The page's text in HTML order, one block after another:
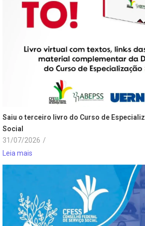
Saiu o terceiro livro do Curso de
Social
31/07/2026 /
Leia mais